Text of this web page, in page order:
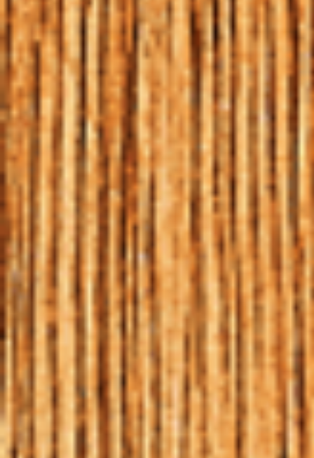
MALTE, A ESTRELA
FUNDAMENTAL
HOME BLOG| MALTE, A ESTRELA FUNDAMENTAL
12 | DEZ | 2016